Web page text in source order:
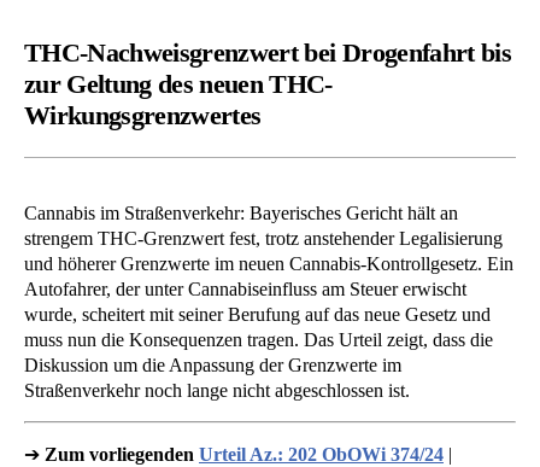
THC-Nachweisgrenzwert bei Drogenfahrt bis
zur Geltung des neuen THC-
Wirkungsgrenzwertes
Cannabis im Straßenverkehr: Bayerisches Gericht hält an
strengem THC-Grenzwert fest, trotz anstehender Legalisierung
und höherer Grenzwerte im neuen Cannabis-Kontrollgesetz. Ein
Autofahrer, der unter Cannabiseinfluss am Steuer erwischt
wurde, scheitert mit seiner Berufung auf das neue Gesetz und
muss nun die Konsequenzen tragen. Das Urteil zeigt, dass die
Diskussion um die Anpassung der Grenzwerte im
Straßenverkehr noch lange nicht abgeschlossen ist.
➔ Zum vorliegenden Urteil Az.: 202 ObOWi 374/24 |